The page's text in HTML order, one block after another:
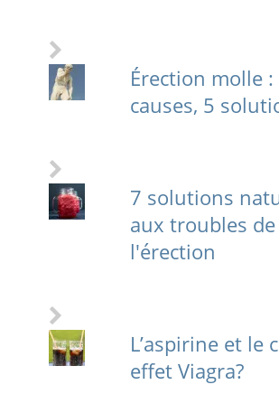
Érection molle :
causes, 5
7 solutions
aux troubles de
l'érection
L’aspirine et le
effet Viagra?